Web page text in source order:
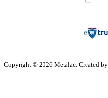
Copyright © 2026 Metalac. Created by